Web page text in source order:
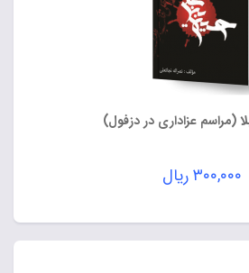
(مراسم عزاداری در دزفول)
۳۰۰,۰۰۰ریال